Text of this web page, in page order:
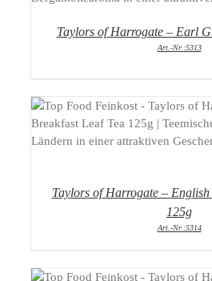
Taylors of Harrogate – Earl
Art.-Nr.:5313
DETAILS
Taylors of Harrogate – English
125g
Art.-Nr.:5314